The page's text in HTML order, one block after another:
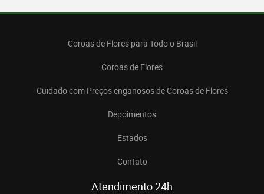
Coroas de Flores para Todo o Brasil
Coroas de Flores
Cuidado com Preços enganosos de Coroas de Flores
Depoimentos
Estados
Contato
Atendimento 24h